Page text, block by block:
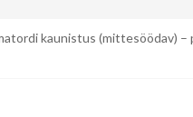
kaunistus (mittesöödav) –